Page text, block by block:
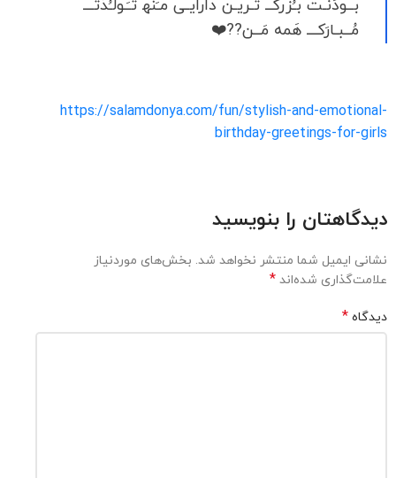
بــودَنَـت بـُزرگــ تَـریـن دارایـی مـَنه‍ تـَـولـُدَتـــ
مُــبـارَکـــ هَمه مَــن??❤️
https://salamdonya.com/fun/stylish-and-emotional-
birthday-greetings-for-girls
دیدگاهتان را بنویسید
نشانی ایمیل شما منتشر نخواهد شد. بخش‌های موردنیاز
علامت‌گذاری شده‌اند *
دیدگاه *